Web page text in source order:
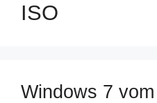
ISO
Windows 7